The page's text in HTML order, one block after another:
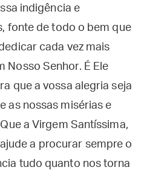
indigência e
fonte de todo o bem que
cada vez mais
Nosso Senhor. É Ele
que a vossa alegria seja
as nossas misérias e
a Virgem Santíssima,
a procurar sempre o
tudo quanto nos torna